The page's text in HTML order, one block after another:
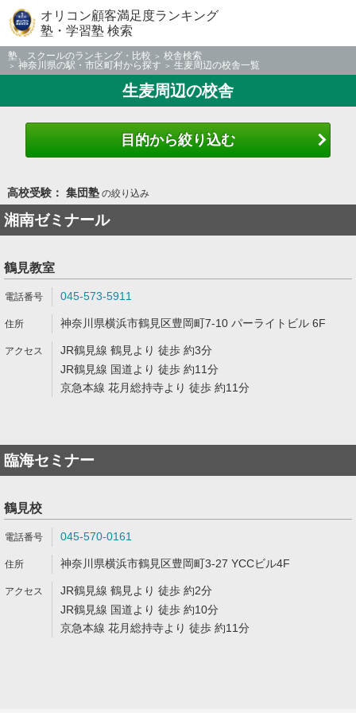
オリコン顧客満足度ランキング
塾・学習塾 検索
塾、スクールのランキング・比較
校舎検索
神奈川県の駅・市区町村から探す
生麦周辺の校舎一覧
生麦周辺の校舎
目的から絞り込む
高校受験： 集団塾の絞り込み
湘南ゼミナール
鶴見教室
045-573-5911
神奈川県横浜市鶴見区豊岡町7-10 パーライトビル 6F
JR鶴見線 鶴見より 徒歩 約3分
JR鶴見線 国道より 徒歩 約11分
京急本線 花月総持寺より 徒歩 約11分
臨海セミナー
鶴見校
045-570-0161
神奈川県横浜市鶴見区豊岡町3-27 YCCビル4F
JR鶴見線 鶴見より 徒歩 約2分
JR鶴見線 国道より 徒歩 約10分
京急本線 花月総持寺より 徒歩 約11分